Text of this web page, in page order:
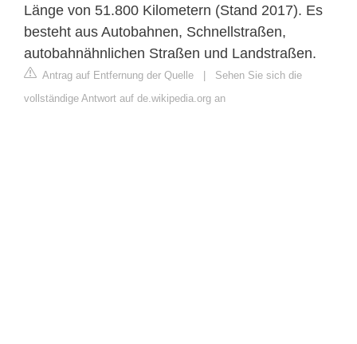
Länge von 51.800 Kilometern (Stand 2017). Es
besteht aus Autobahnen, Schnellstraßen,
autobahnähnlichen Straßen und Landstraßen.
Antrag auf Entfernung der Quelle | Sehen Sie sich die
vollständige Antwort auf de.wikipedia.org an